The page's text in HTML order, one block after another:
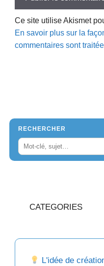
Ce site utilise Akismet
En savoir plus sur la
commentaires sont
RECHERCHER
CATEGORIES
L'idée de